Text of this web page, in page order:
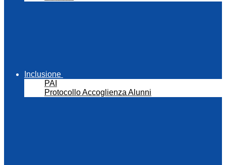
Inclusione
PAI
Protocollo Accoglienza Alunni